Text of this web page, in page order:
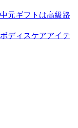
元ギフトは高級路
ディスケアアイテ